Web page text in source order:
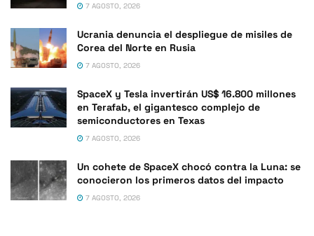
7 AGOSTO, 2026
Ucrania denuncia el despliegue de misiles de
Corea del Norte en Rusia
7 AGOSTO, 2026
SpaceX y Tesla invertirán US$ 16.800 millones
en Terafab, el gigantesco complejo de
semiconductores en Texas
7 AGOSTO, 2026
Un cohete de SpaceX chocó contra la Luna: se
conocieron los primeros datos del impacto
7 AGOSTO, 2026